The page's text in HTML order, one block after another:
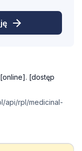
[dostęp
api/rpl/medicinal-